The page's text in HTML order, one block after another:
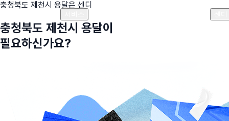
충청북도 제천시 용달은 센디
충청북도 제천시 용달이
필요하신가요?